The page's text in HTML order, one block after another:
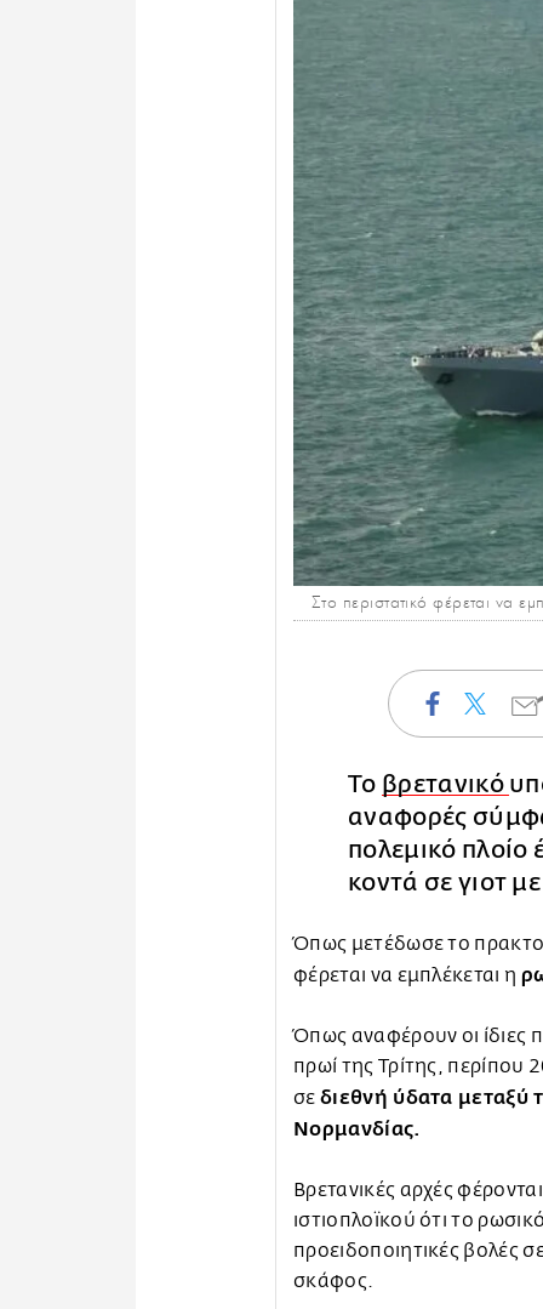
Στο περιστατικό φέρεται να
Το βρετανικό
αναφορές
πολεμικό πλοίο
κοντά σε γιοτ
Όπως μετέδωσε το
φέρεται να εμπλέκεται η
Όπως αναφέρουν οι ίδιες
πρωί της Τρίτης, περίπου
σε διεθνή ύδατα μεταξύ
Νορμανδίας.
Βρετανικές αρχές
ιστιοπλοϊκού ότι το
προειδοποιητικές βολές
σκάφος.